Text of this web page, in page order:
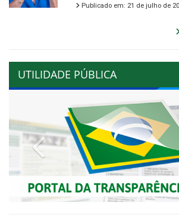
Publicado em: 21 de julho de
UTILIDADE PÚBLICA
Previous